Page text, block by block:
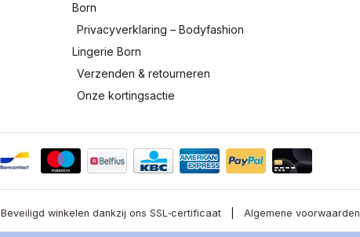
Born
Privacyverklaring – Bodyfashion
Lingerie Born
Verzenden & retourneren
Onze kortingsactie
Beveiligd winkelen dankzij ons SSL‑certificaat Algemene voorwaarden